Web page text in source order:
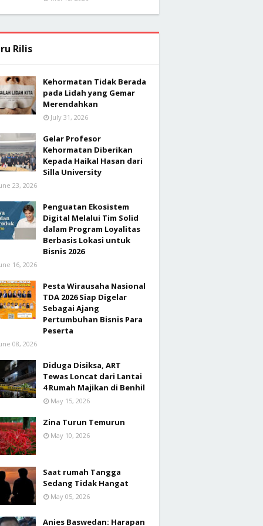
Rilis
Kehormatan Tidak Berada
pada Lidah yang Gemar
Merendahkan
July 31, 2026
Gelar Profesor
Kehormatan Diberikan
Kepada Haikal Hasan dari
Silla University
23, 2026
Penguatan Ekosistem
Digital Melalui Tim Solid
dalam Program Loyalitas
Berbasis Lokasi untuk
Bisnis 2026
16, 2026
Pesta Wirausaha Nasional
TDA 2026 Siap Digelar
Sebagai Ajang
Pertumbuhan Bisnis Para
Peserta
08, 2026
Diduga Disiksa, ART
Tewas Loncat dari Lantai
4 Rumah Majikan di Benhil
May 15, 2026
Zina Turun Temurun
May 10, 2026
Saat rumah Tangga
Sedang Tidak Hangat
May 05, 2026
Anies Baswedan: Harapan